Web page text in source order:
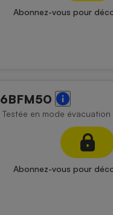
Abonnez-vous pour
en mode évacuation
Abonnez-vous pour